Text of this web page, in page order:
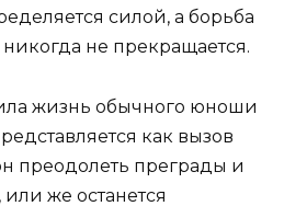
силой, а борьба
не прекращается.
жизнь обычного юноши
как вызов
преодолеть преграды и
же останется